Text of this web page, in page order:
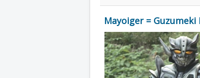
Mayoiger = Guzumeki